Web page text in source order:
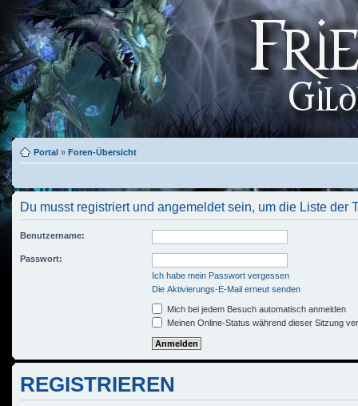
Portal » Foren-Übersicht
Du musst registriert und angemeldet sein, um die Liste der
Benutzername:
Passwort:
Ich habe mein Passwort vergessen
Die Aktivierungs-E-Mail erneut senden
Mich bei jedem Besuch automatisch anmelden
Meinen Online-Status während dieser Sitzung
REGISTRIEREN